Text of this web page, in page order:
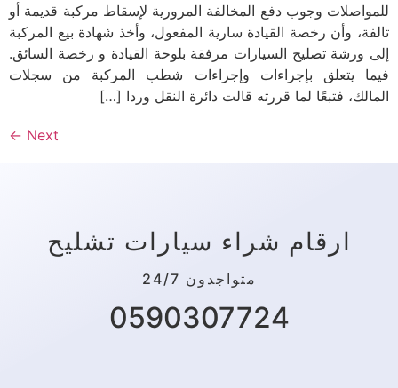
للمواصلات وجوب دفع المخالفة المرورية لإسقاط مركبة قديمة أو
تالفة، وأن رخصة القيادة سارية المفعول، وأخذ شهادة بيع المركبة
إلى ورشة تصليح السيارات مرفقة بلوحة القيادة و رخصة السائق.
فيما يتعلق بإجراءات وإجراءات شطب المركبة من سجلات
المالك، فتبعًا لما قررته قالت دائرة النقل وردا […]
Next
←
ارقام شراء سيارات تشليح
متواجدون 24/7
0590307724